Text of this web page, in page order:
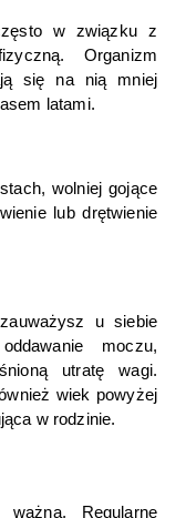
w związku z
Organizm
się na nią mniej
latami.
wolniej gojące
lub drętwienie
u siebie
moczu,
utratę wagi.
wiek powyżej
w rodzinie.
Regularne